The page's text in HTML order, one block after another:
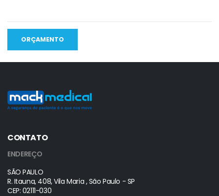
ORÇAMENTO
CONTATO
ENDEREÇO
SÃO PAULO
R. Itauna, 408, Vila Maria , São Paulo - SP
CEP: 02111-030